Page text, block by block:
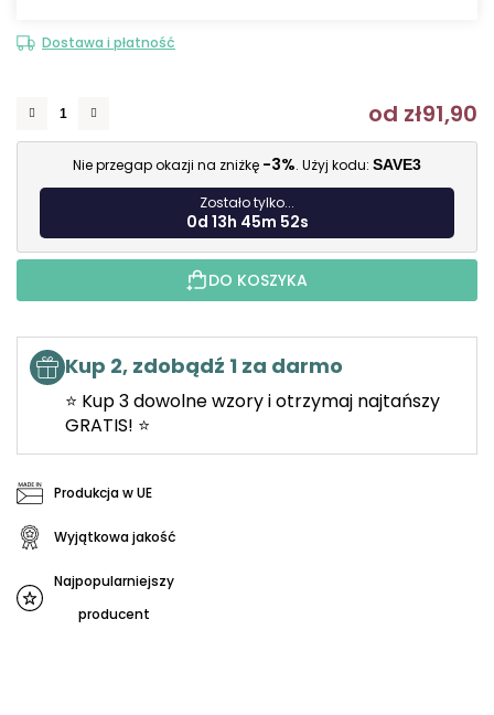
Dostawa i płatność
od zł91,90
Nie przegap okazji na zniżkę -3%. Użyj kodu: SAVE3
Zostało tylko...
0d 13h 45m 50s
DO KOSZYKA
Kup 2, zdobądź 1 za darmo
⭐ Kup 3 dowolne wzory i otrzymaj najtańszy
GRATIS! ⭐
Produkcja w UE
Wyjątkowa jakość
Najpopularniejszy
producent